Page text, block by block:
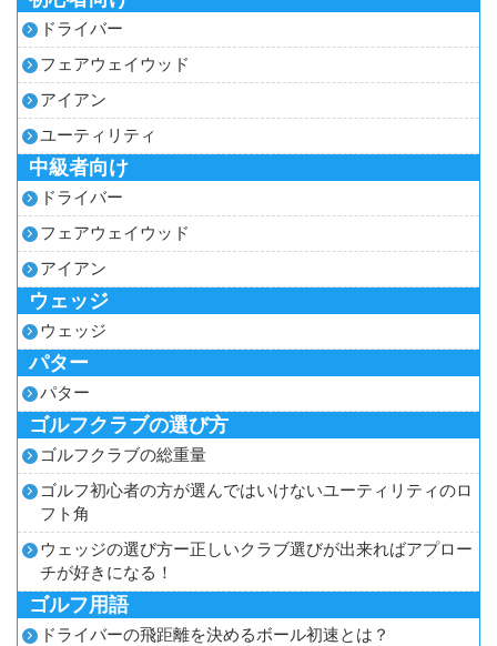
ドライバー
フェアウェイウッド
アイアン
ユーティリティ
中級者向け
ドライバー
フェアウェイウッド
アイアン
ウェッジ
ウェッジ
パター
パター
ゴルフクラブの選び方
ゴルフクラブの総重量
ゴルフ初心者の方が選んではいけないユーティリティのロ
フト角
ウェッジの選び方ー正しいクラブ選びが出来ればアプロー
チが好きになる！
ゴルフ用語
ドライバーの飛距離を決めるボール初速とは？